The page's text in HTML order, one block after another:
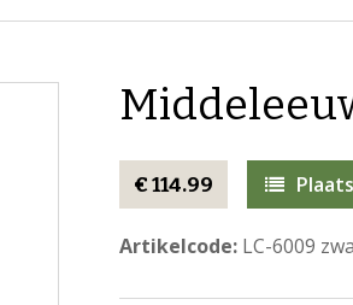
€ 114.99
Artikelcode:LC-6009